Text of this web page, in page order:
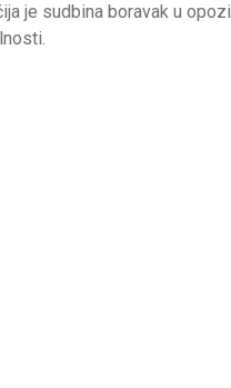
je sudbina boravak u